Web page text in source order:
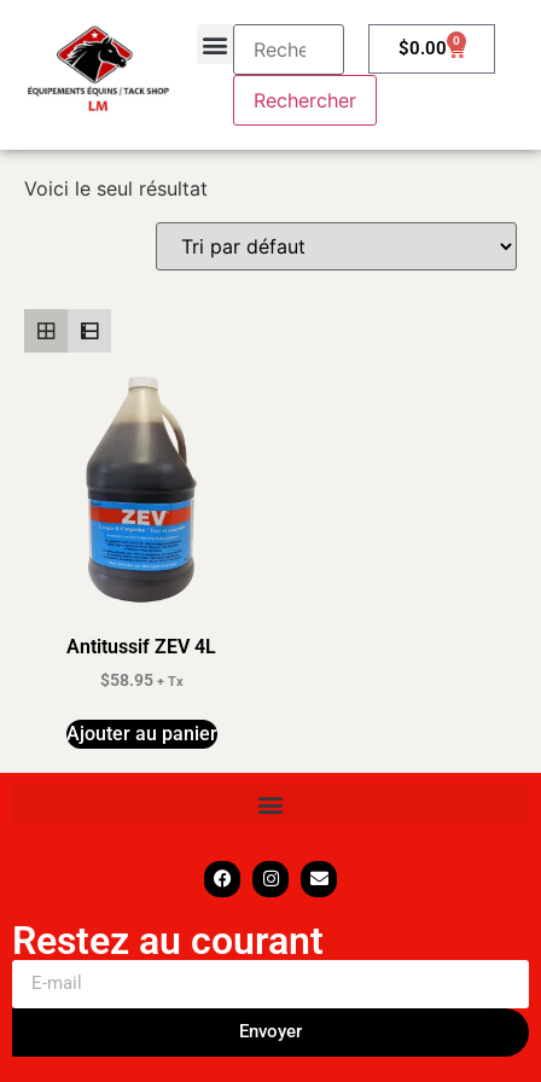
$0.00 0
Voici le seul résultat
Antitussif ZEV 4L
$58.95 + Tx
Ajouter au panier
Restez au courant
Envoyer